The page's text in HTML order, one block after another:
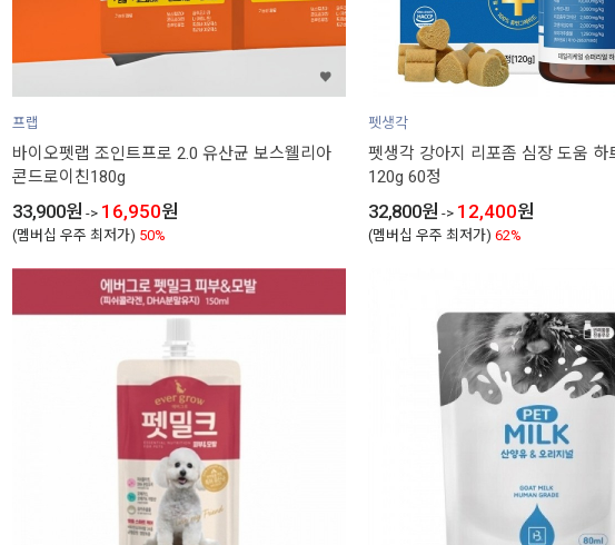
프랩
바이오펫랩 조인트프로 2.0 유산균 보스웰리아
콘드로이친180g
33,900원 -> 16,950원
(멤버십 우주 최저가) 50%
펫생각
펫생각 강아지 리포좀 심장 도움 하
120g 60정
32,800원 -> 12,400원
(멤버십 우주 최저가) 62%